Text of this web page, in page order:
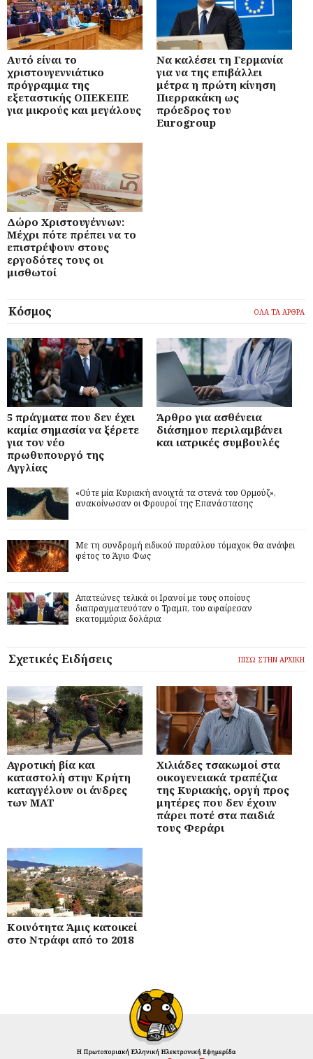
Αυτό είναι το
χριστουγεννιάτικο
πρόγραμμα της
εξεταστικής ΟΠΕΚΕΠΕ
για μικρούς και μεγάλους
Να καλέσει τη Γερμανία
για να της επιβάλλει
μέτρα η πρώτη κίνηση
Πιερρακάκη ως
πρόεδρος του
Eurogroup
Δώρο Χριστουγέννων:
Μέχρι πότε πρέπει να το
επιστρέψουν στους
εργοδότες τους οι
μισθωτοί
Κόσμος ΟΛΑ ΤΑ ΑΡΘΡΑ
5 πράγματα που δεν έχει
καμία σημασία να ξέρετε
για τον νέο
πρωθυπουργό της
Αγγλίας
Άρθρο για ασθένεια
διάσημου περιλαμβάνει
και ιατρικές συμβουλές
«Ούτε μία Κυριακή ανοιχτά τα στενά του Ορμούζ»,
ανακοίνωσαν οι Φρουροί της Επανάστασης
Με τη συνδρομή ειδικού πυραύλου τόμαχοκ θα ανάψει
φέτος το Άγιο Φως
Απατεώνες τελικά οι Ιρανοί με τους οποίους
διαπραγματευόταν ο Τραμπ, του αφαίρεσαν
εκατομμύρια δολάρια
Σχετικές Ειδήσεις ΠΙΣΩ ΣΤΗΝ ΑΡΧΙΚΗ
Αγροτική βία και
καταστολή στην Κρήτη
καταγγέλουν οι άνδρες
των ΜΑΤ
Χιλιάδες τσακωμοί στα
οικογενειακά τραπέζια
της Κυριακής, οργή προς
μητέρες που δεν έχουν
πάρει ποτέ στα παιδιά
τους Φεράρι
Κοινότητα Άμις κατοικεί
στο Ντράφι από το 2018